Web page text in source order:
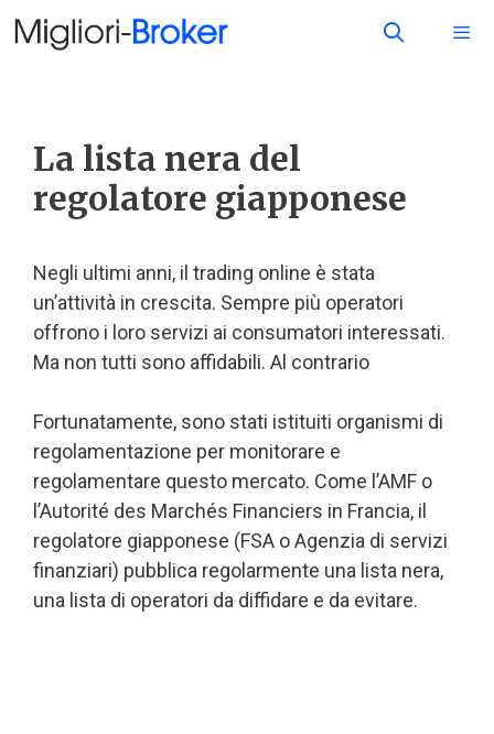
La lista nera del
regolatore giapponese
Negli ultimi anni, il trading online è stata
un’attività in crescita. Sempre più operatori
offrono i loro servizi ai consumatori interessati.
Ma non tutti sono affidabili. Al contrario
Fortunatamente, sono stati istituiti organismi di
regolamentazione per monitorare e
regolamentare questo mercato. Come l’AMF o
l’Autorité des Marchés Financiers in Francia, il
regolatore giapponese (FSA o Agenzia di servizi
finanziari) pubblica regolarmente una lista nera,
una lista di operatori da diffidare e da evitare.